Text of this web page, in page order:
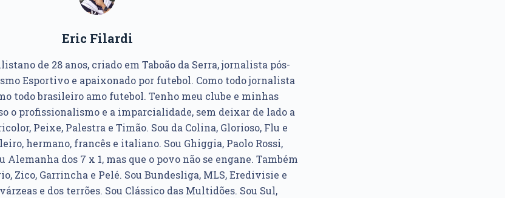
Eric Filardi
de 28 anos, criado em Taboão da Serra, jornalista pós-
Esportivo e apaixonado por futebol. Como todo jornalista
todo brasileiro amo futebol. Tenho meu clube e minhas
o profissionalismo e a imparcialidade, sem deixar de lado a
Peixe, Palestra e Timão. Sou da Colina, Glorioso, Flu e
hermano, francês e italiano. Sou Ghiggia, Paolo Rossi,
Alemanha dos 7 x 1, mas que o povo não se engane. Também
Zico, Garrincha e Pelé. Sou Bundesliga, MLS, Eredivisie e
e dos terrões. Sou Clássico das Multidões. Sou Sul,